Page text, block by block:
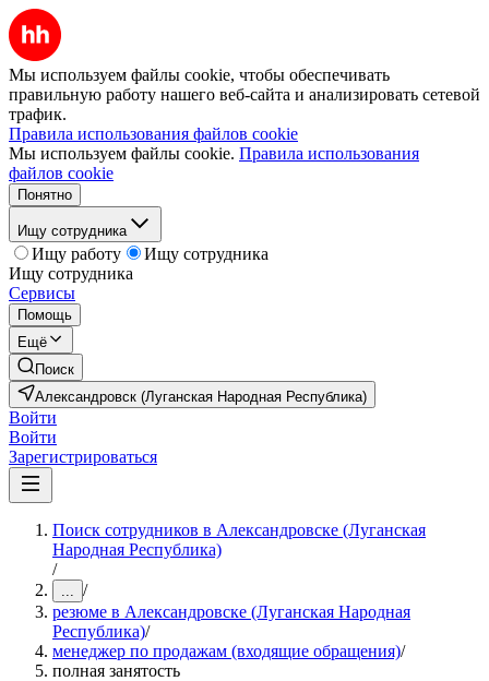
Мы используем файлы cookie, чтобы обеспечивать
правильную работу нашего веб-сайта и анализировать сетевой
трафик.
Правила использования файлов cookie
Мы используем файлы cookie. Правила использования
файлов cookie
Понятно
Ищу сотрудника
Ищу работу
Ищу сотрудника
Ищу сотрудника
Сервисы
Помощь
Ещё
Поиск
Александровск (Луганская Народная Республика)
Войти
Войти
Зарегистрироваться
Поиск сотрудников в Александровске (Луганская
Народная Республика)
/
... /
резюме в Александровске (Луганская Народная
Республика)/
менеджер по продажам (входящие обращения)/
полная занятость